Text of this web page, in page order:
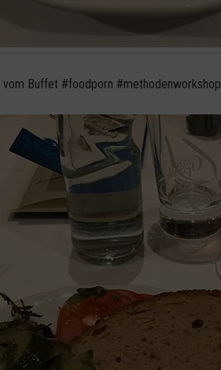
Buffet #foodporn #methodenworkshop